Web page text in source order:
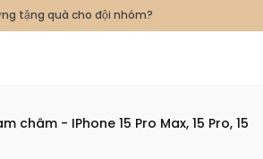
tặng quà cho đội nhóm?
châm - IPhone 15 Pro Max, 15 Pro, 15